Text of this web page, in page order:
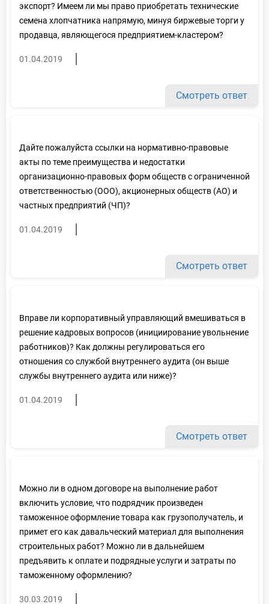
экспорт? Имеем ли мы право приобретать технические
семена хлопчатника напрямую, минуя биржевые торги у
продавца, являющегося предприятием-кластером?
01.04.2019
Смотреть ответ
Дайте пожалуйста ссылки на нормативно-правовые
акты по теме преимущества и недостатки
организационно-правовых форм обществ с ограниченной
ответственностью (ООО), акционерных обществ (АО) и
частных предприятий (ЧП)?
01.04.2019
Смотреть ответ
Вправе ли корпоративный управляющий вмешиваться в
решение кадровых вопросов (инициирование увольнение
работников)? Как должны регулироваться его
отношения со службой внутреннего аудита (он выше
службы внутреннего аудита или ниже)?
01.04.2019
Смотреть ответ
Можно ли в одном договоре на выполнение работ
включить условие, что подрядчик произведен
таможенное оформление товара как грузополучатель, и
примет его как давальческий материал для выполнения
строительных работ? Можно ли в дальнейшем
предъявить к оплате и подрядные услуги и затраты по
таможенному оформлению?
30.03.2019